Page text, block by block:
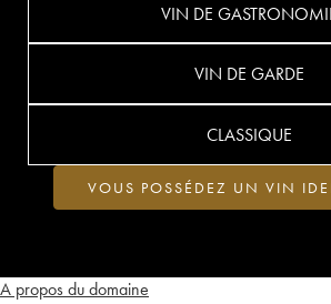
A propos du domaine
VIN DE
VIN DE GARDE
CLASSIQUE
VOUS POSSÉDEZ UN VIN